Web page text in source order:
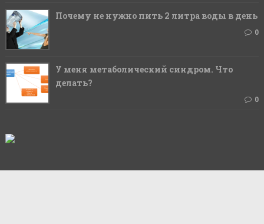
Почему не нужно пить 2 литра воды в день
0
У меня метаболический синдром. Что
делать?
0